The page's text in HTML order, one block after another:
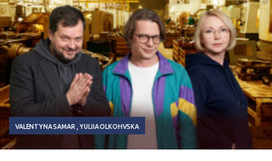
VALENTYNA SAMAR YULIIA OLKOHVSKA